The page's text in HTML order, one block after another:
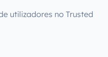
utilizadores no Trusted